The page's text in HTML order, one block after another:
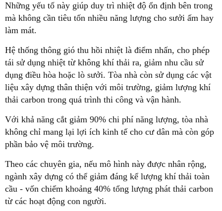
Những yếu tố này giúp duy trì nhiệt độ ổn định bên trong
mà không cần tiêu tốn nhiều năng lượng cho sưởi ấm hay
làm mát.
Hệ thống thông gió thu hồi nhiệt là điểm nhấn, cho phép
tái sử dụng nhiệt từ không khí thải ra, giảm nhu cầu sử
dụng điều hòa hoặc lò sưởi. Tòa nhà còn sử dụng các vật
liệu xây dựng thân thiện với môi trường, giảm lượng khí
thải carbon trong quá trình thi công và vận hành.
Với khả năng cắt giảm 90% chi phí năng lượng, tòa nhà
không chỉ mang lại lợi ích kinh tế cho cư dân mà còn góp
phần bảo vệ môi trường.
Theo các chuyên gia, nếu mô hình này được nhân rộng,
ngành xây dựng có thể giảm đáng kể lượng khí thải toàn
cầu - vốn chiếm khoảng 40% tổng lượng phát thải carbon
từ các hoạt động con người.